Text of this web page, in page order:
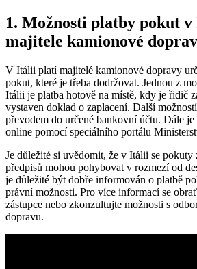
1. Možnosti platby pokut
majitele kamionové
V Itálii platí majitelé kamionové dopravy
pokut, které je třeba dodržovat. Jednou z
Itálii je platba hotově na místě, kdy je řidič
vystaven doklad o zaplacení. Další
převodem do určené bankovní účtu. Dále
online pomocí speciálního portálu
Je důležité si uvědomit, že v Itálii se pokuty
předpisů mohou pohybovat v rozmezí od
je důležité být dobře informován o platbě
právní možnosti. Pro více informací se
zástupce nebo zkonzultujte možnosti s
dopravu.